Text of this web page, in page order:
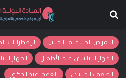
الأمراض المنتقلة بالجنس الإضطرابات
الجهاز التناسلي عند الأطفال الجهاز
الضعف الجنسي العقم عند الذكور